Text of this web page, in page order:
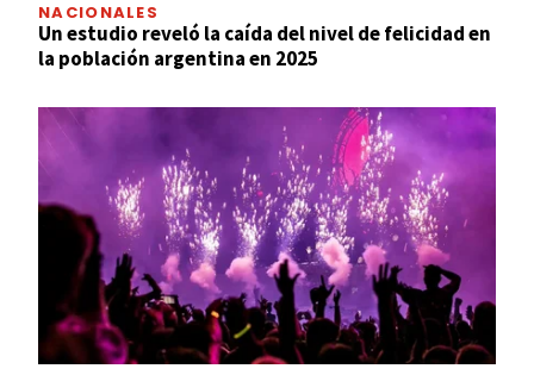
NACIONALES
Un estudio reveló la caída del nivel de felicidad en
la población argentina en 2025